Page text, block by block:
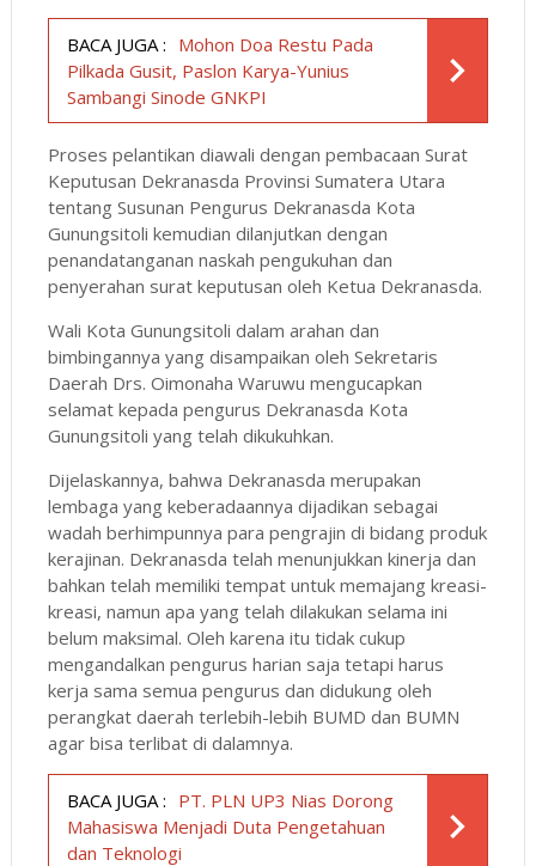
BACA JUGA : Mohon Doa Restu Pada
Pilkada Gusit, Paslon Karya-Yunius
Sambangi Sinode GNKPI
Proses pelantikan diawali dengan pembacaan Surat
Keputusan Dekranasda Provinsi Sumatera Utara
tentang Susunan Pengurus Dekranasda Kota
Gunungsitoli kemudian dilanjutkan dengan
penandatanganan naskah pengukuhan dan
penyerahan surat keputusan oleh Ketua Dekranasda.
Wali Kota Gunungsitoli dalam arahan dan
bimbingannya yang disampaikan oleh Sekretaris
Daerah Drs. Oimonaha Waruwu mengucapkan
selamat kepada pengurus Dekranasda Kota
Gunungsitoli yang telah dikukuhkan.
Dijelaskannya, bahwa Dekranasda merupakan
lembaga yang keberadaannya dijadikan sebagai
wadah berhimpunnya para pengrajin di bidang produk
kerajinan. Dekranasda telah menunjukkan kinerja dan
bahkan telah memiliki tempat untuk memajang kreasi-
kreasi, namun apa yang telah dilakukan selama ini
belum maksimal. Oleh karena itu tidak cukup
mengandalkan pengurus harian saja tetapi harus
kerja sama semua pengurus dan didukung oleh
perangkat daerah terlebih-lebih BUMD dan BUMN
agar bisa terlibat di dalamnya.
BACA JUGA : PT. PLN UP3 Nias Dorong
Mahasiswa Menjadi Duta Pengetahuan
dan Teknologi